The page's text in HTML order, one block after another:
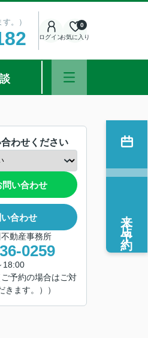
。）
ログインお気に入り
0
わせください
い合わせ
合わせ
動産事務所
0259
18:00
ご予約の場合はご対
きます。））
来店予約